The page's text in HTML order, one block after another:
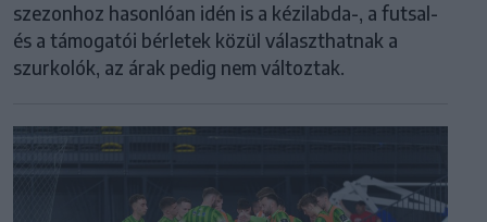
szezonhoz hasonlóan idén is a kézilabda-, a futsal-
és a támogatói bérletek közül választhatnak a
szurkolók, az árak pedig nem változtak.